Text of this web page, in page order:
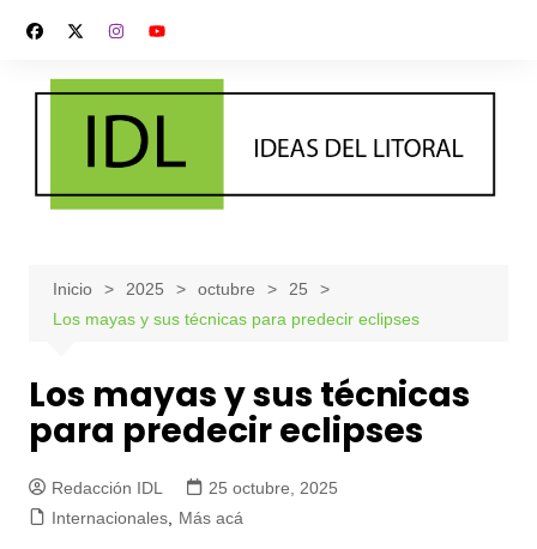
contenido
Inicio 2025 octubre
25
Los mayas y sus técnicas para predecir eclipses
Los mayas y sus técnicas
para predecir eclipses
Redacción IDL
25 octubre, 2025
Internacionales, Más acá